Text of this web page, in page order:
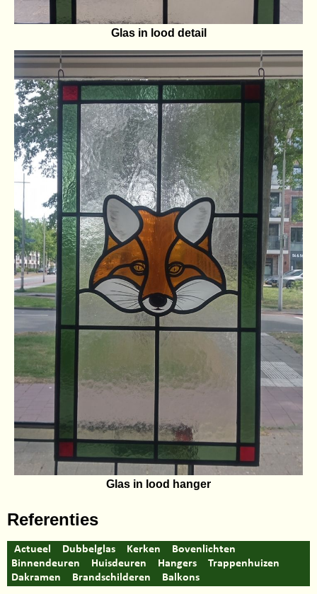
Glas in lood detail
Glas in lood hanger
Referenties
Actueel Dubbelglas Kerken
Bovenlichten
Binnendeuren
Huisdeuren Hangers
Trappenhuizen
Dakramen
Brandschilderen Balkons